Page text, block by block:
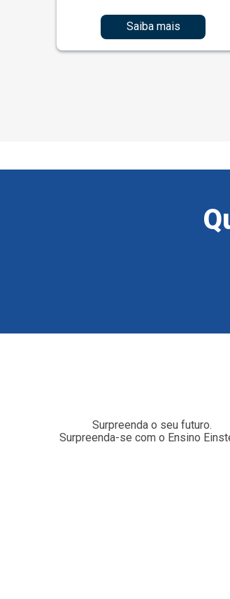
Saiba mais
Surpreenda o seu futuro.
Surpreenda-se com o Ensino